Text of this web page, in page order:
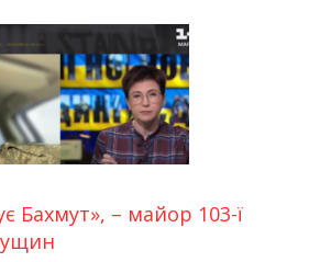
Бахмут», – майор 103-ї